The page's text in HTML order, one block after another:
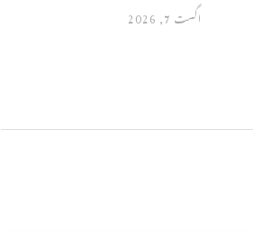
اگست 7, 2026